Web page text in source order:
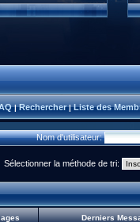
|Rechercher|Liste des
Nom d'utilisateur:
Sélectionner la méthode de tri:
Derniers